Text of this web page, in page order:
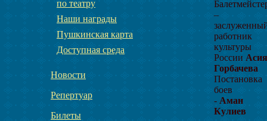
по театру
Наши награды
Пушкинская карта
Доступная среда
Новости
Репертуар
Билеты
–
работник
культуры
России Асия
Горбачева
Постановка
боев
- Аман
Кулиев